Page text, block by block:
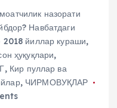
назорати
Навбатдаги
2018 йиллар кураши,
ҳуқуқлари,
, Кир пуллар ва
, ЧИРМОВУҚЛАР